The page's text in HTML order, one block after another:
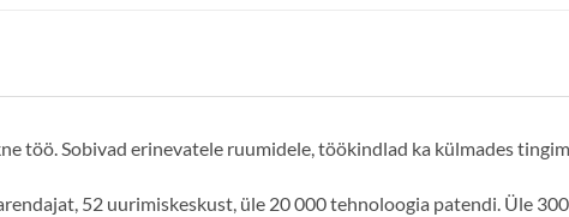
töö. Sobivad erinevatele ruumidele, töökindlad ka külmades
52 uurimiskeskust, üle 20 000 tehnoloogia patendi. Üle